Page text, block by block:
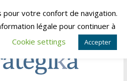
août 7, 2026
pour votre confort de navigation.
légale pour continuer à
Cookie settings Accepter